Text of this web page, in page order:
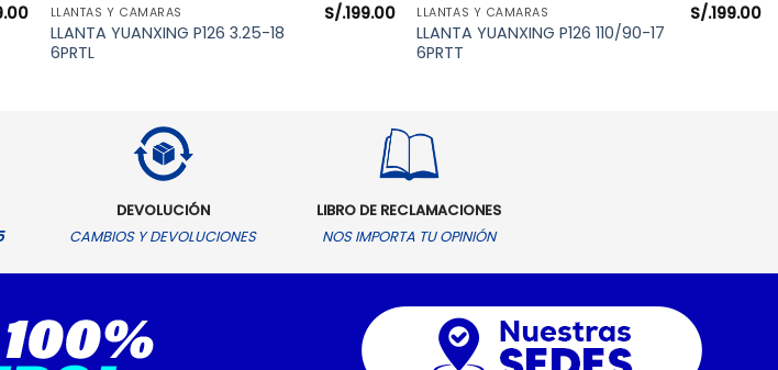
VISTA RÁPIDA
LLANTAS Y CÁMARAS
LLANTA YUANXING P126 3.25-18
6PRTL
S/.199.00 VISTA RÁPIDA
LLANTAS Y CÁMARAS
LLANTA YUANXING P126 110/90-17
6PRTT
S/.199.00
DEVOLUCIÓN
CAMBIOS Y DEVOLUCIONES
LIBRO DE RECLAMACIONES
NOS IMPORTA TU OPINIÓN